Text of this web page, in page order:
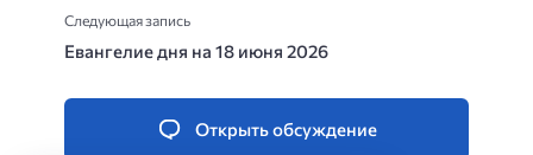
Следующая запись
Евангелие дня на 18 июня 2026
Открыть обсуждение